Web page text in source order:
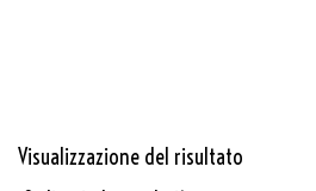
Visualizzazione del risultato